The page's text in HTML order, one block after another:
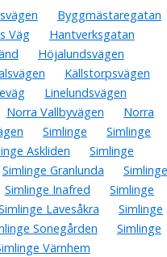
Byggmästaregatan
Väg
Hantverksgatan
Höjalundsvägen
Källstorpsvägen
Linelundsvägen
Norra Vallbyvägen
Norra
Simlinge
Simlinge
Askliden
Simlinge
Simlinge Granlunda
Simlinge
Simlinge Inafred
Simlinge
Lavesåkra
Simlinge
Sonegården
Simlinge
Värnhem